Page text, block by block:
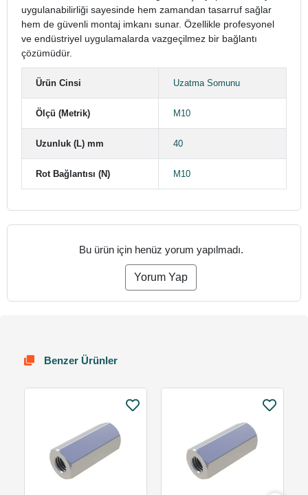
uygulanabilirliği sayesinde hem zamandan tasarruf sağlar
hem de güvenli montaj imkanı sunar. Özellikle profesyonel
ve endüstriyel uygulamalarda vazgeçilmez bir bağlantı
çözümüdür.
Ürün Cinsi Uzatma Somunu
Ölçü (Metrik) M10
Uzunluk (L) mm 40
Rot Bağlantısı (N) M10
Bu ürün için henüz yorum yapılmadı.
Yorum Yap
Benzer Ürünler